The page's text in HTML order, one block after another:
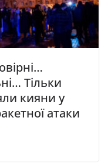
Тільки
кияни у
атаки